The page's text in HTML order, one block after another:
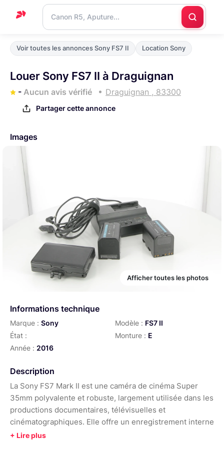
Accueil
Blog
contacter
Voir toutes les annonces Sony FS7 II Location Sony
Louer Sony FS7 II à Draguignan
- Aucun avis vérifié Draguignan , 83300
Partager cette annonce
Images
Afficher toutes les photos
Informations technique
Marque : Sony Modèle : FS7 II
État :
Monture : E
Année : 2016
Description
La Sony FS7 Mark II est une caméra de cinéma Super
35mm polyvalente et robuste, largement utilisée dans les
productions documentaires, télévisuelles et
cinématographiques. Elle offre un enregistrement interne
en 4K XAVC-I et XAVC-L, ainsi qu'en HD ProRes. Son